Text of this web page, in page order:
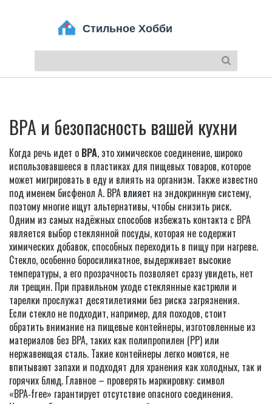
BPA и безопасность вашей кухни
Когда речь идет о BPA, это химическое соединение, широко
использовавшееся в пластиках для пищевых товаров, которое
может мигрировать в еду и влиять на организм. Также известно
под именем бисфенол А. BPA влияет на эндокринную систему,
поэтому многие ищут альтернативы, чтобы снизить риск.
Одним из самых надёжных способов избежать контакта с BPA
является выбор стеклянной посуды, которая не содержит
химических добавок, способных переходить в пищу при нагреве.
Стекло, особенно боросиликатное, выдерживает высокие
температуры, а его прозрачность позволяет сразу увидеть, нет
ли трещин. При правильном уходе стеклянные кастрюли и
тарелки прослужат десятилетиями без риска загрязнения.
Если стекло не подходит, например, для походов, стоит
обратить внимание на пищевые контейнеры, изготовленные из
материалов без BPA, таких как полипропилен (PP) или
нержавеющая сталь. Такие контейнеры легко моются, не
впитывают запахи и подходят для хранения как холодных, так и
горячих блюд. Главное – проверять маркировку: символ
«BPA‑free» гарантирует отсутствие опасного соединения.